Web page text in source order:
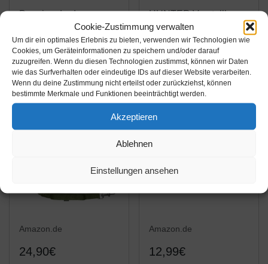
Cookie-Zustimmung verwalten
Um dir ein optimales Erlebnis zu bieten, verwenden wir Technologien wie
Cookies, um Geräteinformationen zu speichern und/oder darauf
zuzugreifen. Wenn du diesen Technologien zustimmst, können wir Daten
wie das Surfverhalten oder eindeutige IDs auf dieser Website verarbeiten.
Wenn du deine Zustimmung nicht erteilst oder zurückziehst, können
bestimmte Merkmale und Funktionen beeinträchtigt werden.
Akzeptieren
Ablehnen
Einstellungen ansehen
Premium Leder
Hundeleine Shorty 1m
- Vollleder Hundeleine
- Führleine mit Bolzen-
Karabiner - Shorty
(Dunkelbraun)
Amazon / Ebay
Produkt ansehen*
HUNTER Verstellbare
Führleine aus
weichem, griffigem
Nylon, klassisch, 2,0 x
200 cm, schwarz
Amazon / Ebay
Produkt ansehen*
Amazon.de
24,90€
Amazon.de
12,99€